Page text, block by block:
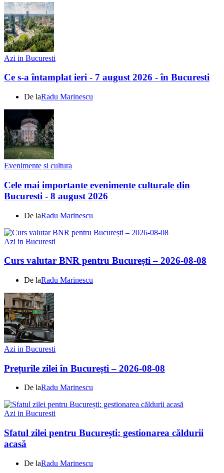
Azi in Bucuresti
Ce s-a întamplat ieri - 7 august 2026 - în Bucuresti
De laRadu Marinescu
Evenimente si cultura
Cele mai importante evenimente culturale din
Bucuresti - 8 august 2026
De laRadu Marinescu
Azi in Bucuresti
Curs valutar BNR pentru București – 2026-08-08
De laRadu Marinescu
Azi in Bucuresti
Prețurile zilei în București – 2026-08-08
De laRadu Marinescu
Azi in Bucuresti
Sfatul zilei pentru București: gestionarea căldurii
acasă
De laRadu Marinescu